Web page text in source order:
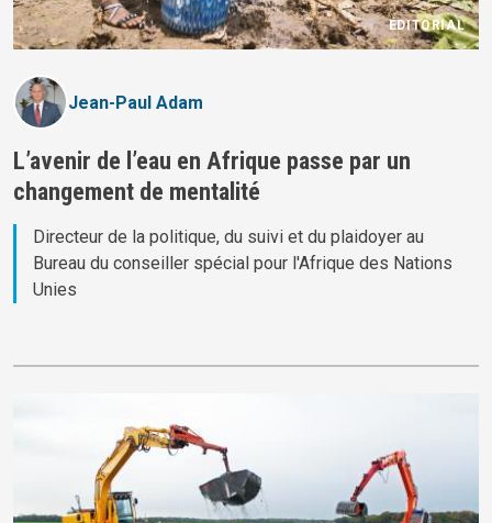
ÉDITORIAL
Jean-Paul Adam
L’avenir de l’eau en Afrique passe par un
changement de mentalité
Directeur de la politique, du suivi et du plaidoyer au
Bureau du conseiller spécial pour l'Afrique des Nations
Unies